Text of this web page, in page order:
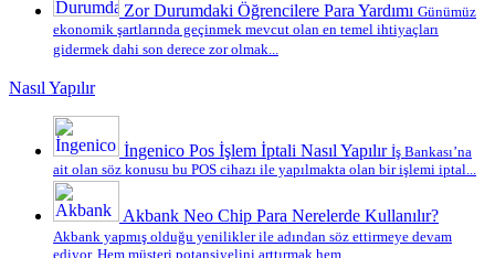
Zor Durumdaki Öğrencilere Para Yardımı Günümüz
ekonomik şartlarında geçinmek mevcut olan en temel ihtiyaçları
gidermek dahi son derece zor olmak...
Nasıl Yapılır
İngenico Pos İşlem İptali Nasıl Yapılır İş Bankası’na
ait olan söz konusu bu POS cihazı ile yapılmakta olan bir işlemi iptal...
Akbank Neo Chip Para Nerelerde Kullanılır?
Akbank yapmış olduğu yenilikler ile adından söz ettirmeye devam